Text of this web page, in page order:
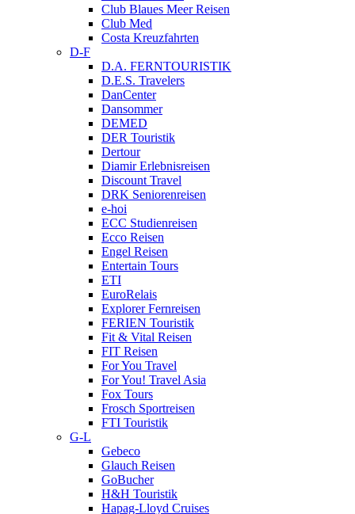
Club Blaues Meer Reisen
Club Med
Costa Kreuzfahrten
D-F
D.A. FERNTOURISTIK
D.E.S. Travelers
DanCenter
Dansommer
DEMED
DER Touristik
Dertour
Diamir Erlebnisreisen
Discount Travel
DRK Seniorenreisen
e-hoi
ECC Studienreisen
Ecco Reisen
Engel Reisen
Entertain Tours
ETI
EuroRelais
Explorer Fernreisen
FERIEN Touristik
Fit & Vital Reisen
FIT Reisen
For You Travel
For You! Travel Asia
Fox Tours
Frosch Sportreisen
FTI Touristik
G-L
Gebeco
Glauch Reisen
GoBucher
H&H Touristik
Hapag-Lloyd Cruises